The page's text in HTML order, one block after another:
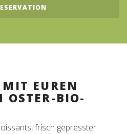
EUREN
OSTER-BIO-
frisch gepresster